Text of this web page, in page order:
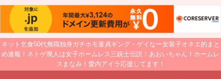
ネット乞食50代無職独身ガチホモ童貞ギング・ゲイなー女装子オネエ的まと
め速報！ネトゲ廃人は女子ホームレス三銃士伝説！あおいちゃん！ホームレ
スまなみ！愛内アイラ応援してます！